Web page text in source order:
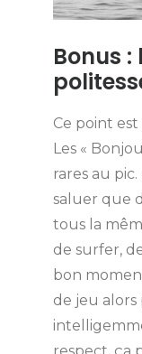
Bonus
Ce point
Les «
rares au
saluer que
tous la
de surfer,
bon
de jeu alors
respect, ça